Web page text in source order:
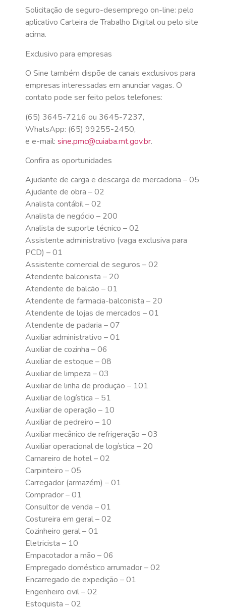
Solicitação de seguro-desemprego on-line: pelo
aplicativo Carteira de Trabalho Digital ou pelo site
acima.
Exclusivo para empresas
O Sine também dispõe de canais exclusivos para
empresas interessadas em anunciar vagas. O
contato pode ser feito pelos telefones:
(65) 3645-7216 ou 3645-7237,
WhatsApp: (65) 99255-2450,
e e-mail: sine.pmc@cuiaba.mt.gov.br.
Confira as oportunidades
Ajudante de carga e descarga de mercadoria – 05
Ajudante de obra – 02
Analista contábil – 02
Analista de negócio – 200
Analista de suporte técnico – 02
Assistente administrativo (vaga exclusiva para
PCD) – 01
Assistente comercial de seguros – 02
Atendente balconista – 20
Atendente de balcão – 01
Atendente de farmacia-balconista – 20
Atendente de lojas de mercados – 01
Atendente de padaria – 07
Auxiliar administrativo – 01
Auxiliar de cozinha – 06
Auxiliar de estoque – 08
Auxiliar de limpeza – 03
Auxiliar de linha de produção – 101
Auxiliar de logística – 51
Auxiliar de operação – 10
Auxiliar de pedreiro – 10
Auxiliar mecânico de refrigeração – 03
Auxiliar operacional de logística – 20
Camareiro de hotel – 02
Carpinteiro – 05
Carregador (armazém) – 01
Comprador – 01
Consultor de venda – 01
Costureira em geral – 02
Cozinheiro geral – 01
Eletricista – 10
Empacotador a mão – 06
Empregado doméstico arrumador – 02
Encarregado de expedição – 01
Engenheiro civil – 02
Estoquista – 02